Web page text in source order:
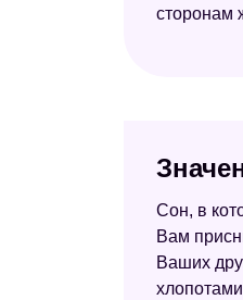
сторонам
Сон, в
Вам
Ваших